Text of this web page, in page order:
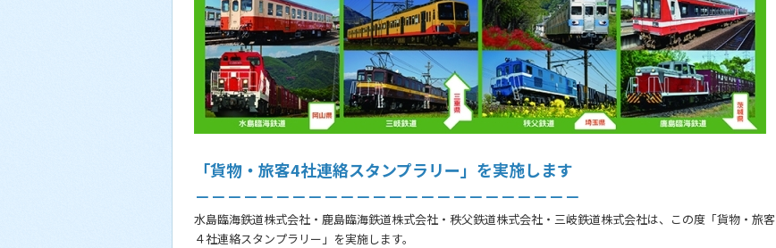
「貨物・旅客4社連絡スタンプラリー」を実施します
－－－－－－－－－－－－－－－－－－－－－－－－
水島臨海鉄道株式会社・鹿島臨海鉄道株式会社・秩父鉄道株式会社・三岐鉄道株式会社は、この度「貨物・旅客
４社連絡スタンプラリー」を実施します。